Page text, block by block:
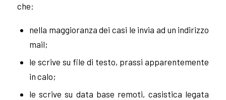
che:
nella maggioranza dei casi le invia ad un indirizzo
mail;
le scrive su file di testo, prassi apparentemente
in calo;
le scrive su data base remoti, casistica legata